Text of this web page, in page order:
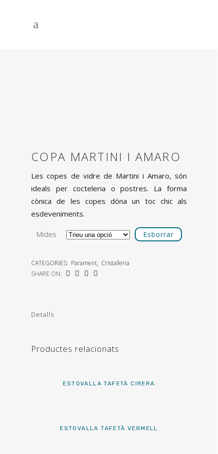
COPA MARTINI I AMARO
Les copes de vidre de Martini i Amaro, són
ideals per cocteleria o postres. La forma
cònica de les copes dóna un toc chic als
esdeveniments.
Mides Esborrar
CATEGORIES: Parament, Cristalleria
SHARE ON:
Detalls
Productes relacionats
ESTOVALLA TAFETÀ CIRERA
ESTOVALLA TAFETÀ VERMELL